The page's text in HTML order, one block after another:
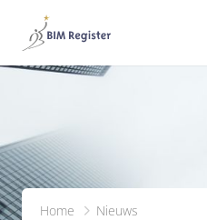
Home Nieuws